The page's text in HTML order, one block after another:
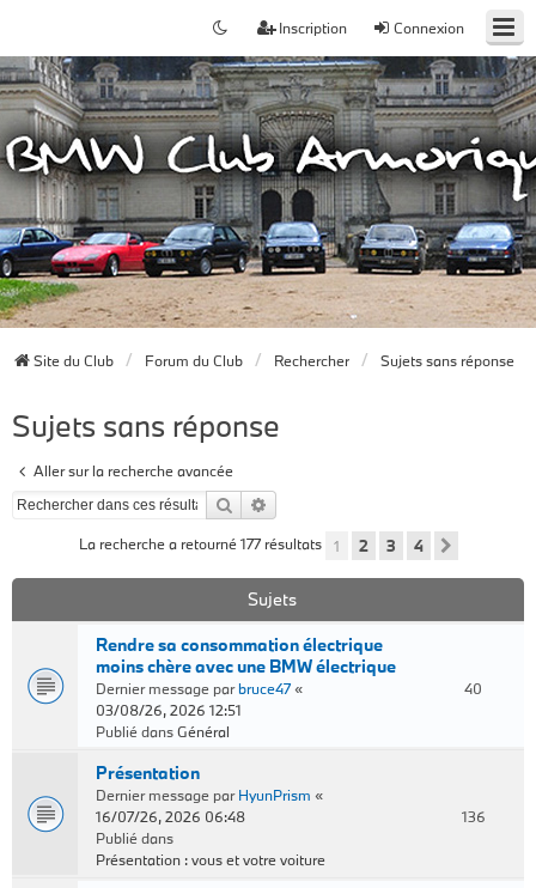
Connexion
Inscription
Site du Club Forum du Club Rechercher Sujets sans réponse
Sujets sans réponse
Aller sur la recherche avancée
Rechercher
La recherche a retourné 177 résultats 1 2 3 4
Sujets
Rendre sa consommation électrique
moins chère avec une BMW électrique
Dernier message parbruce47«
03/08/26, 2026 12:51
Publié dansGénéral
40
Présentation
Dernier message parHyunPrism «
16/07/26, 2026 06:48
Publié dans
Présentation : vous et votre voiture
136